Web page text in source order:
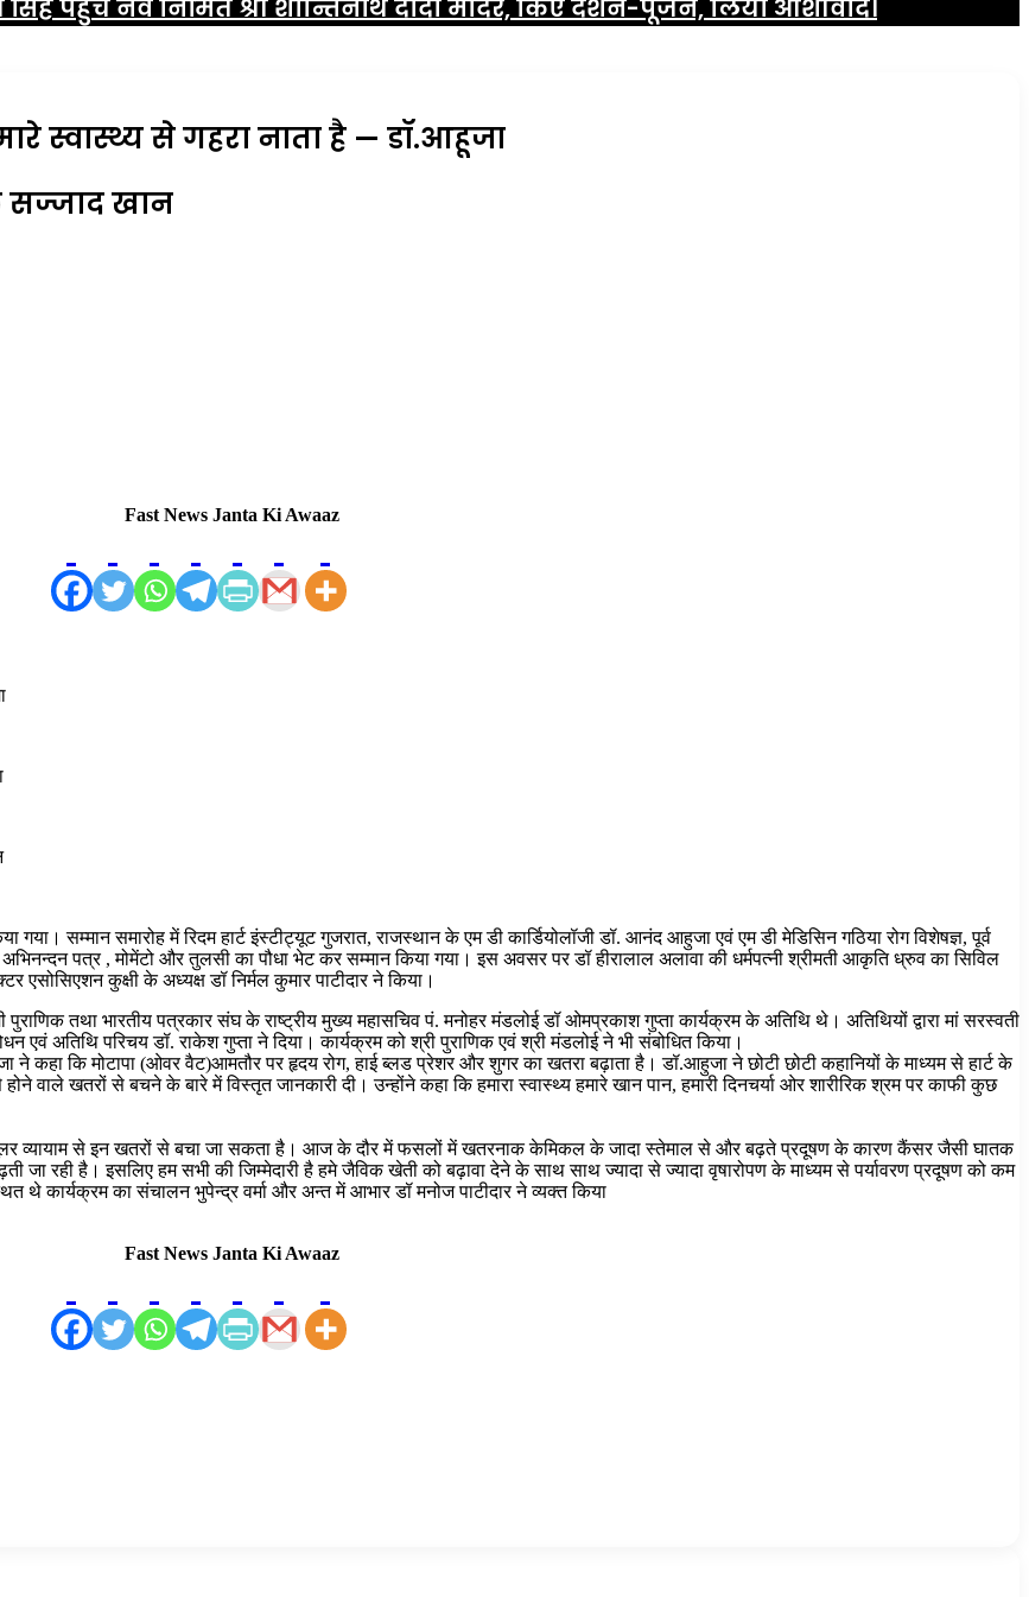
सिंह पहुँचे नव निर्मित श्री शान्तिनाथ दादा मंदिर, किए दर्शन-पूजन, लिया आशीर्वाद।
स्वास्थ्य से गहरा नाता है — डॉ.आहूजा
सज्जाद खान
Fast News Janta Ki Awaaz
गया। सम्मान समारोह में रिदम हार्ट इंस्टीट्यूट गुजरात, राजस्थान के एम डी कार्डियोलॉजी डॉ. आनंद आहुजा एवं एम डी मेडिसिन गठिया रोग विशेषज्ञ, पूर्व
पत्र , मोमेंटो और तुलसी का पौधा भेट कर सम्मान किया गया। इस अवसर पर डॉ हीरालाल अलावा की धर्मपत्नी श्रीमती आकृति ध्रुव का सिविल
कुक्षी के अध्यक्ष डॉ निर्मल कुमार पाटीदार ने किया।
तथा भारतीय पत्रकार संघ के राष्ट्रीय मुख्य महासचिव पं. मनोहर मंडलोई डॉ ओमप्रकाश गुप्ता कार्यक्रम के अतिथि थे। अतिथियों द्वारा मां सरस्वती
अतिथि परिचय डॉ. राकेश गुप्ता ने दिया। कार्यक्रम को श्री पुराणिक एवं श्री मंडलोई ने भी संबोधित किया।
कहा कि मोटापा (ओवर वैट)आमतौर पर हृदय रोग, हाई ब्लड प्रेशर और शुगर का खतरा बढ़ाता है। डॉ.आहुजा ने छोटी छोटी कहानियों के माध्यम से हार्ट के
खतरों से बचने के बारे में विस्तृत जानकारी दी। उन्होंने कहा कि हमारा स्वास्थ्य हमारे खान पान, हमारी दिनचर्या ओर शारीरिक श्रम पर काफी कुछ
व्यायाम से इन खतरों से बचा जा सकता है। आज के दौर में फसलों में खतरनाक केमिकल के जादा स्तेमाल से और बढ़ते प्रदूषण के कारण कैंसर जैसी घातक
जा रही है। इसलिए हम सभी की जिम्मेदारी है हमे जैविक खेती को बढ़ावा देने के साथ साथ ज्यादा से ज्यादा वृषारोपण के माध्यम से पर्यावरण प्रदूषण को कम
थे कार्यक्रम का संचालन भुपेन्द्र वर्मा और अन्त में आभार डॉ मनोज पाटीदार ने व्यक्त किया
Fast News Janta Ki Awaaz